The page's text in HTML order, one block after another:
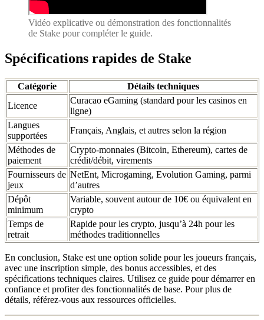
Vidéo explicative ou démonstration des fonctionnalités
de Stake pour compléter le guide.
Spécifications rapides de Stake
Catégorie
Détails techniques
Licence
Curacao eGaming (standard pour les casinos en
ligne)
Langues
supportées
Français, Anglais, et autres selon la région
Méthodes de
paiement
Crypto-monnaies (Bitcoin, Ethereum), cartes de
crédit/débit, virements
Fournisseurs de
jeux
NetEnt, Microgaming, Evolution Gaming, parmi
d’autres
Dépôt
minimum
Variable, souvent autour de 10€ ou équivalent en
crypto
Temps de
retrait
Rapide pour les crypto, jusqu’à 24h pour les
méthodes traditionnelles
En conclusion, Stake est une option solide pour les joueurs français,
avec une inscription simple, des bonus accessibles, et des
spécifications techniques claires. Utilisez ce guide pour démarrer en
confiance et profiter des fonctionnalités de base. Pour plus de
détails, référez-vous aux ressources officielles.